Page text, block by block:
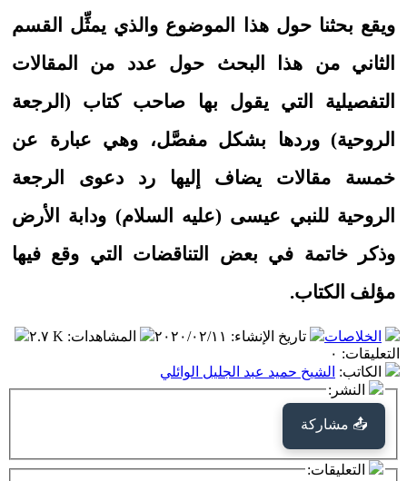
ويقع بحثنا حول هذا الموضوع والذي يمثِّل القسم
الثاني من هذا البحث حول عدد من المقالات
التفصيلية التي يقول بها صاحب كتاب (الرجعة
الروحية) وردها بشكل مفصَّل، وهي عبارة عن
خمسة مقالات يضاف إليها رد دعوى الرجعة
الروحية للنبي عيسى (عليه السلام) ودابة الأرض
وذكر خاتمة في بعض التناقضات التي وقع فيها
مؤلف الكتاب.
الخلاصات تاريخ الإنشاء: ٢٠٢٠/٠٢/١١ المشاهدات: ٢.٧ K
التعليقات: ٠
الكاتب: الشيخ حميد عبد الجليل الوائلي
النشر:
📤 مشاركة
التعليقات: